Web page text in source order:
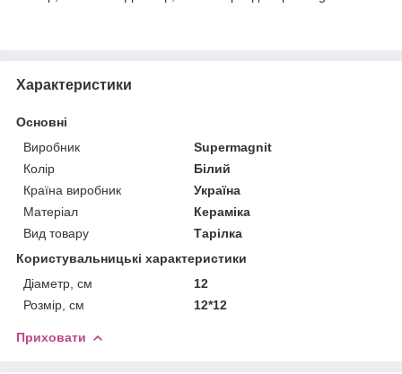
Характеристики
Основні
Виробник
Supermagnit
Колір
Білий
Країна виробник
Україна
Матеріал
Кераміка
Вид товару
Тарілка
Користувальницькі характеристики
Діаметр, см
12
Розмір, см
12*12
Приховати